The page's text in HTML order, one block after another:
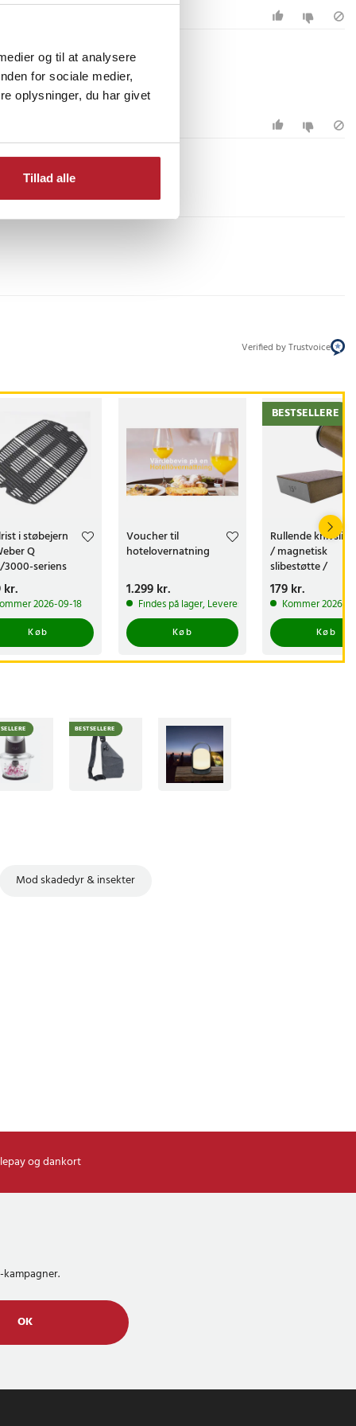
og til at analysere
for sociale medier,
oplysninger, du har givet
Tillad alle
Verified by Trustvoice
2 hverdage
i støbejern
Q
seriens
:539 kr.
kr.
2026-09-18
Køb
Voucher til
hotelovernatning
Pris:1.299 kr.
1.299 kr.
Findes på lager, Leveres i løbet af 1-2 hverdage
Køb
BESTSELLERE
Rullende
/ magnetisk
slibestøtte /
diamantbryne
400/1000 / faste
slibevinkler
Pris :179 kr.
179 kr.
Kommer 2026-
Køb
BESTSELLERE
Mod skadedyr & insekter
og dankort
OK